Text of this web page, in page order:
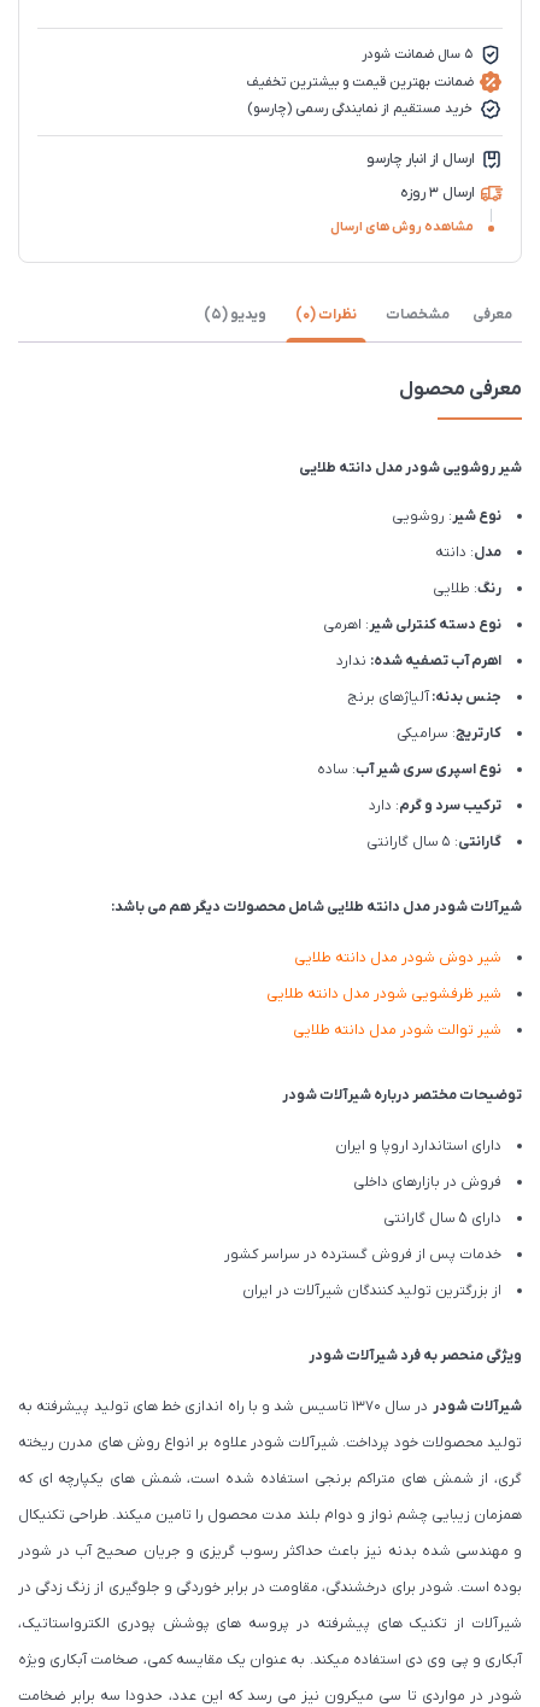
5 سال ضمانت شودر
ضمانت بهترین قیمت و بیشترین تخفیف
خرید مستقیم از نمایندگی رسمی (چارسو)
ارسال از انبار چارسو
ارسال 3 روزه
مشاهده روش های ارسال
معرفی مشخصات نظرات (0) ویدیو (5)
معرفی محصول
شیر روشویی شودر مدل دانته طلایی
نوع شیر: روشویی
مدل: دانته
رنگ: طلایی
نوع دسته کنترلی شیر: اهرمی
اهرم آب تصفیه شده: ندارد
جنس بدنه:آلیاژهای برنج
کارتریج: سرامیکی
نوع اسپری سری شیر آب: ساده
ترکیب سرد و گرم: دارد
گارانتی: 5 سال گارانتی
شیرآلات شودر مدل دانته طلایی شامل محصولات دیگر هم می باشد:
شیر دوش شودر مدل دانته طلایی
شیر ظرفشویی شودر مدل دانته طلایی
شیر توالت شودر مدل دانته طلایی
توضیحات مختصر درباره شیرآلات شودر
دارای استاندارد اروپا و ایران
فروش در بازارهای داخلی
دارای 5 سال گارانتی
خدمات پس از فروش گسترده در سراسر کشور
از بزرگترین تولید کنندگان شیرآلات در ایران
ویژگی منحصر به فرد شیرآلات شودر
شیرآلات شودر
در سال 1370 تاسیس شد و با راه اندازی خط های تولید پیشرفته به
تولید محصولات خود پرداخت. شیرآلات شودر علاوه بر انواع روش های مدرن ریخته
گری، از شمش های متراکم برنجی استفاده شده است، شمش های یکپارچه ای که
همزمان زیبایی چشم نواز و دوام بلند مدت محصول را تامین میکند. طراحی تکنیکال
و مهندسی شده بدنه نیز باعث حداکثر رسوب گریزی و جریان صحیح آب در شودر
بوده است. شودر برای درخشندگی، مقاومت در برابر خوردگی و جلوگیری از زنگ زدگی در
شیرآلات از تکنیک های پیشرفته در پروسه های پوشش پودری الکترواستاتیک،
آبکاری و پی وی دی استفاده میکند. به عنوان یک مقایسه کمی، صخامت آبکاری ویژه
شودر در مواردی تا سی میکرون نیز می رسد که این عدد، حدودا سه برابر ضخامت